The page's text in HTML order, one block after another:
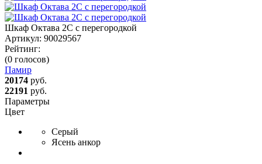
Шкаф Октава 2С с перегородкой
Артикул: 90029567
Рейтинг:
(0 голосов)
Памир
20174 руб.
22191 руб.
Параметры
Цвет
Серый
Ясень анкор